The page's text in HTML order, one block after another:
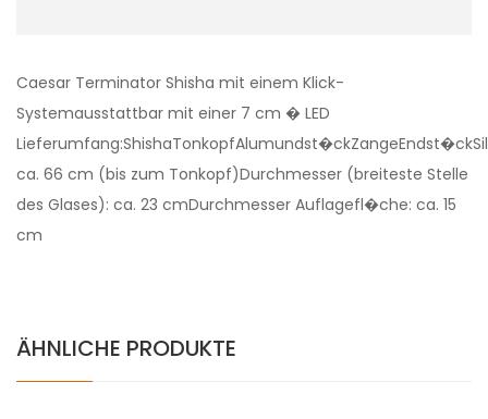
Caesar Terminator Shisha mit einem Klick-
Systemausstattbar mit einer 7 cm � LED
ca. 66 cm (bis zum Tonkopf)Durchmesser (breiteste Stelle
des Glases): ca. 23 cmDurchmesser Auflagefl�che: ca. 15
cm
ÄHNLICHE PRODUKTE